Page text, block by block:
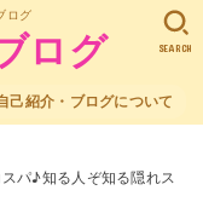
ログ
ログ
己紹介・ブログについて
SEARCH
パ♪知る人ぞ知る隠れス